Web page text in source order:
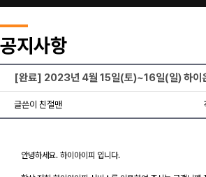
공지사항
[완료] 2023년 4월 15일(토)~16일(일) 하이
글쓴이 친절맨
안녕하세요. 하이아이피 입니다.